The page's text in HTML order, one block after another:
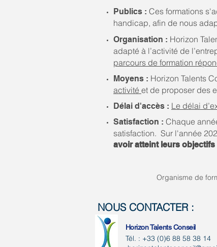
Publics : Ces formations
handicap, afin de nous
Organisation : Horizon
adapté à l’activité de
parcours de formation
Moyens : Horizon Talents
activité et de proposer des
Délai d'accès : Le délai
Satisfaction : Chaque
satisfaction. Sur l'année
avoir atteint leurs objectifs
Organisme de
NOUS CONTACTER :
Horizon Talents Conseil
Tél. : +33 (0)6 88 58 38 14